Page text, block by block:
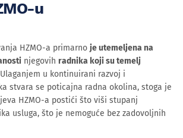
u
HZMO-a primarno je utemeljena na
njegovih radnika koji su temelj
Ulaganjem u kontinuirani razvoj i
stvara se poticajna radna okolina, stoga je
HZMO-a postići što viši stupanj
usluga, što je nemoguće bez zadovoljnih